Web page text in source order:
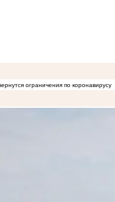
ограничения по коронавирусу